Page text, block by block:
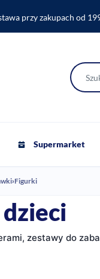
przy zakupach od
Supermarket
›Figurki
zestawy do